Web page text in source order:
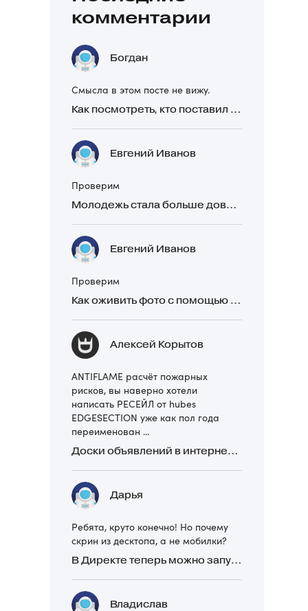
комментарии
Богдан
Смысла в этом посте не вижу.
Как посмотреть, кто поставил реакцию в Telegram
Евгений Иванов
Проверим
Молодежь стала больше доверять рекомендациям в закрытых Telegram-чатах, чем официальной рекламе
Евгений Иванов
Проверим
Как оживить фото с помощью нейросетей в 2026 году: 17 бесплатных онлайн-сервисов, приложений и ботов
Алексей Корытов
ANTIFLAME расчёт пожарных
рисков, вы наверно хотели
написать РЕСЕЙЛ от hubes
EDGESECTION уже как пол года
переименован ...
Доски объявлений в интернете: какие лучше и безопаснее? Сравниваем 5 популярных
Дарья
Ребята, круто конечно! Но почему
скрин из десктопа, а не мобилки?
В Директе теперь можно запускать Премиум-билборд для мобильных устройств
Владислав